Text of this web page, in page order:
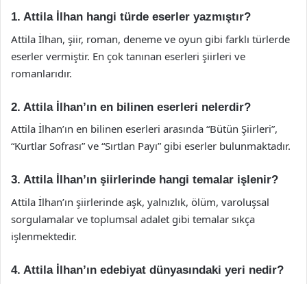
1. Attila İlhan hangi türde eserler yazmıştır?
Attila İlhan, şiir, roman, deneme ve oyun gibi farklı türlerde
eserler vermiştir. En çok tanınan eserleri şiirleri ve
romanlarıdır.
2. Attila İlhan’ın en bilinen eserleri nelerdir?
Attila İlhan’ın en bilinen eserleri arasında “Bütün Şiirleri”,
“Kurtlar Sofrası” ve “Sırtlan Payı” gibi eserler bulunmaktadır.
3. Attila İlhan’ın şiirlerinde hangi temalar işlenir?
Attila İlhan’ın şiirlerinde aşk, yalnızlık, ölüm, varoluşsal
sorgulamalar ve toplumsal adalet gibi temalar sıkça
işlenmektedir.
4. Attila İlhan’ın edebiyat dünyasındaki yeri nedir?